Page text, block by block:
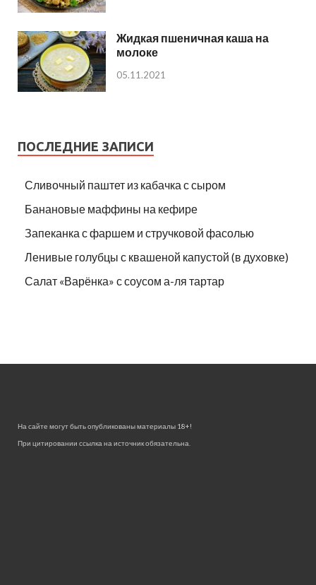
Жидкая пшеничная каша на
молоке
05.11.2021
ПОСЛЕДНИЕ ЗАПИСИ
Сливочный паштет из кабачка с сыром
Банановые маффины на кефире
Запеканка с фаршем и стручковой фасолью
Ленивые голубцы с квашеной капустой (в духовке)
Салат «Варёнка» с соусом а-ля тартар
На сайте могут быть опубликованы материалы 18+!
При цитировании ссылка на источник обязательна.